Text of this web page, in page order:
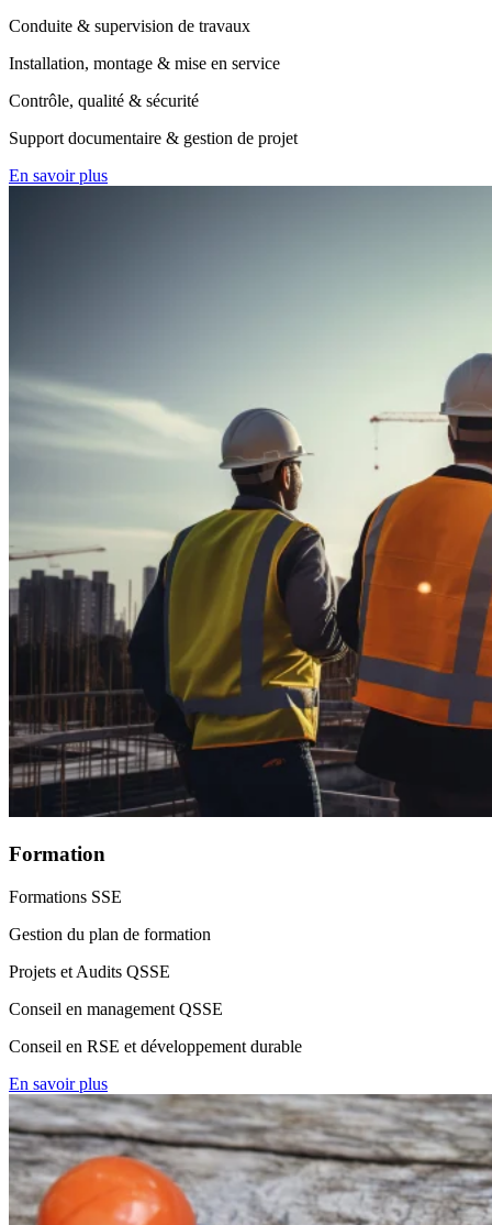
Conduite & supervision de travaux
Installation, montage & mise en service
Contrôle, qualité & sécurité
Support documentaire & gestion de projet
En savoir plus
Formation
Formations SSE
Gestion du plan de formation
Projets et Audits QSSE
Conseil en management QSSE
Conseil en RSE et développement durable
En savoir plus